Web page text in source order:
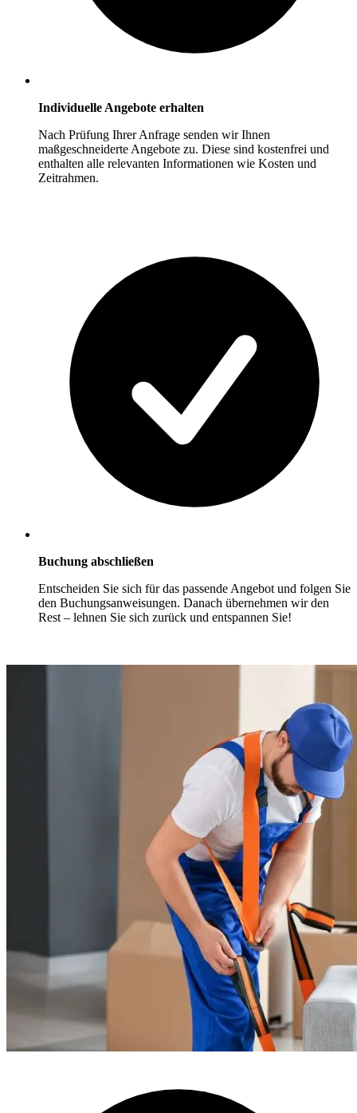
Individuelle Angebote erhalten
Nach Prüfung Ihrer Anfrage senden wir Ihnen
maßgeschneiderte Angebote zu. Diese sind kostenfrei und
enthalten alle relevanten Informationen wie Kosten und
Zeitrahmen.
Buchung abschließen
Entscheiden Sie sich für das passende Angebot und folgen Sie
den Buchungsanweisungen. Danach übernehmen wir den
Rest – lehnen Sie sich zurück und entspannen Sie!